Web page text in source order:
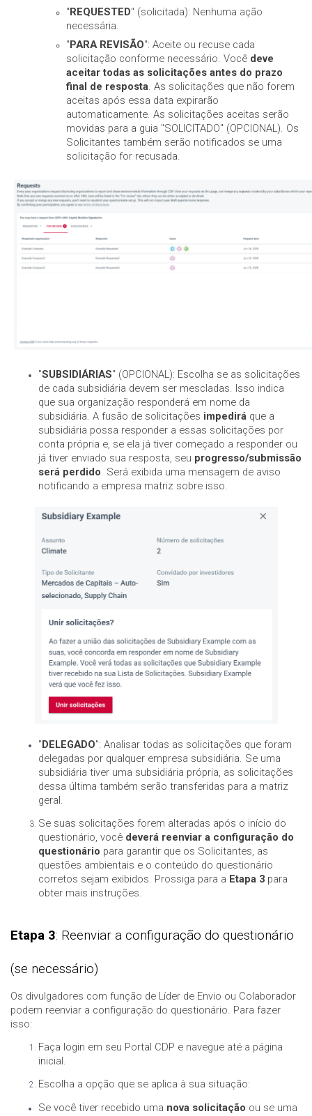
" REQUESTED" (solicitada): Nenhuma ação
necessária.
"PARA REVISÃO": Aceite ou recuse cada
solicitação conforme necessário. Você deve
aceitar todas as solicitações antes do prazo
final de resposta. As solicitações que não forem
aceitas após essa data expirarão
automaticamente. As solicitações aceitas serão
movidas para a guia "SOLICITADO" (OPCIONAL). Os
Solicitantes também serão notificados se uma
solicitação for recusada.
"SUBSIDIÁRIAS" (OPCIONAL): Escolha se as solicitações
de cada subsidiária devem ser mescladas. Isso indica
que sua organização responderá em nome da
subsidiária. A fusão de solicitações impedirá que a
subsidiária possa responder a essas solicitações por
conta própria e, se ela já tiver começado a responder ou
já tiver enviado sua resposta, seu progresso/submissão
será perdido. Será exibida uma mensagem de aviso
notificando a empresa matriz sobre isso.
"DELEGADO": Analisar todas as solicitações que foram
delegadas por qualquer empresa subsidiária. Se uma
subsidiária tiver uma subsidiária própria, as solicitações
dessa última também serão transferidas para a matriz
geral.
Se suas solicitações forem alteradas após o início do
questionário, você deverá reenviar a configuração do
questionário para garantir que os Solicitantes, as
questões ambientais e o conteúdo do questionário
corretos sejam exibidos. Prossiga para a Etapa 3 para
obter mais instruções.
Etapa 3: Reenviar a configuração do questionário
(se necessário)
Os divulgadores com função de Líder de Envio ou Colaborador
podem reenviar a configuração do questionário. Para fazer
isso:
Faça login em seu Portal CDP e navegue até a página
inicial.
Escolha a opção que se aplica à sua situação:
Se você tiver recebido uma nova solicitação ou se uma